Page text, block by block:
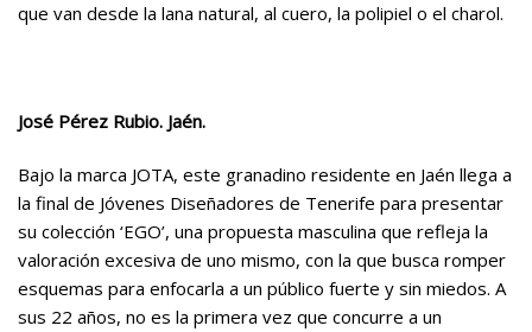
que van desde la lana natural, al cuero, la polipiel o el charol.
José Pérez Rubio. Jaén.
Bajo la marca JOTA, este granadino residente en Jaén llega a
la final de Jóvenes Diseñadores de Tenerife para presentar
su colección ‘EGO’, una propuesta masculina que refleja la
valoración excesiva de uno mismo, con la que busca romper
esquemas para enfocarla a un público fuerte y sin miedos. A
sus 22 años, no es la primera vez que concurre a un